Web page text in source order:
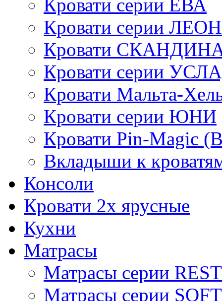
Кровати серии ЕВА
Кровати серии
Кровати
Кровати серии
Кровати Мальта-
Кровати серии ЮНИ
Кровати Pin-Magic
Вкладыши к
Консоли
Кровати 2х ярусные
Кухни
Матрасы
Матрасы серии REST
Матрасы серии SOFT